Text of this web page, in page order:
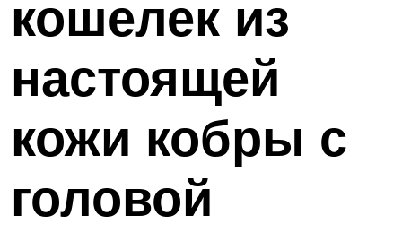
кошелек из
настоящей
кожи кобры с
головой